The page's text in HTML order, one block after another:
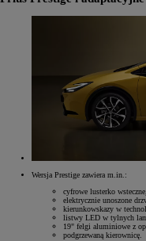
Wersja Prestige zawiera m.in.:
cyfrowe lusterko wsteczne,
elektrycznie unoszone
kierunkowskazy w
listwy LED w tylnych
19" felgi aluminiowe z
podgrzewaną kierownicę.